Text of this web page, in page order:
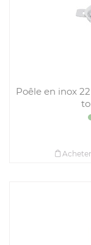
Poêle en inox
Acheter